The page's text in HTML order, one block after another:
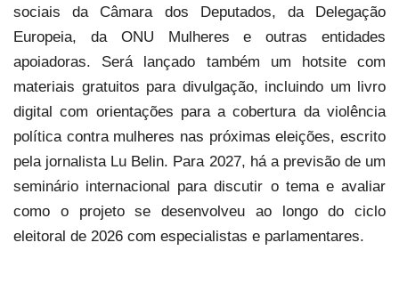
sociais da Câmara dos Deputados, da Delegação
Europeia, da ONU Mulheres e outras entidades
apoiadoras. Será lançado também um hotsite com
materiais gratuitos para divulgação, incluindo um livro
digital com orientações para a cobertura da violência
política contra mulheres nas próximas eleições, escrito
pela jornalista Lu Belin. Para 2027, há a previsão de um
seminário internacional para discutir o tema e avaliar
como o projeto se desenvolveu ao longo do ciclo
eleitoral de 2026 com especialistas e parlamentares.